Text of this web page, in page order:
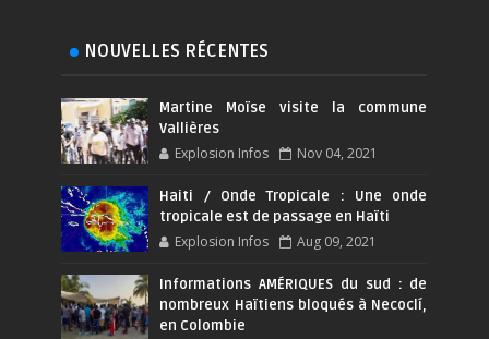
NOUVELLES RÉCENTES
Martine Moïse visite la commune
Vallières
Explosion Infos Nov 04, 2021
Haiti / Onde Tropicale : Une onde
tropicale est de passage en Haïti
Explosion Infos Aug 09, 2021
Informations AMÉRIQUES du sud : de
nombreux Haïtiens bloqués à Necoclí,
en Colombie